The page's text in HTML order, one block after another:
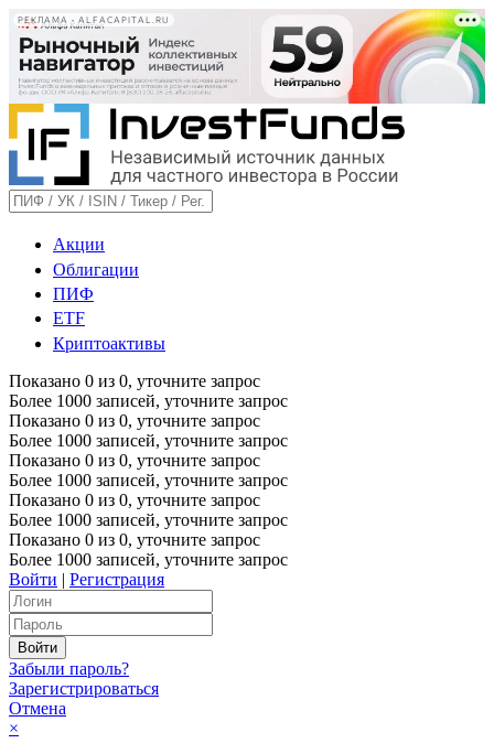
РЕКЛАМА • ALFACAPITAL.RU
Акции
Облигации
ПИФ
ETF
Криптоактивы
Показано 0 из 0, уточните запрос
Более 1000 записей, уточните запрос
Показано 0 из 0, уточните запрос
Более 1000 записей, уточните запрос
Показано 0 из 0, уточните запрос
Более 1000 записей, уточните запрос
Показано 0 из 0, уточните запрос
Более 1000 записей, уточните запрос
Показано 0 из 0, уточните запрос
Более 1000 записей, уточните запрос
Войти | Регистрация
Забыли пароль?
Зарегистрироваться
Отмена
×